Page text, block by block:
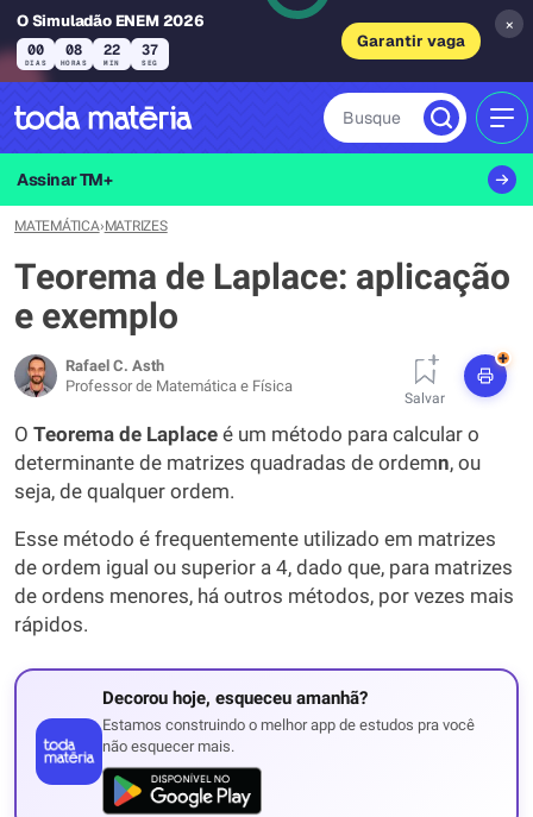
O Simuladão ENEM 2026
00
DIAS
08
HORAS
22
MIN
36
SEG
Garantir vaga
×
Busque
Assinar TM+
MATEMÁTICA›MATRIZES
Teorema de Laplace: aplicação
e exemplo
Rafael C. Asth
Professor de Matemática e Física
Salvar
+
O Teorema de Laplace é um método para calcular o
determinante de matrizes quadradas de ordemn, ou
seja, de qualquer ordem.
Esse método é frequentemente utilizado em matrizes
de ordem igual ou superior a 4, dado que, para matrizes
de ordens menores, há outros métodos, por vezes mais
rápidos.
Decorou hoje, esqueceu amanhã?
Estamos construindo o melhor app de estudos pra você
não esquecer mais.